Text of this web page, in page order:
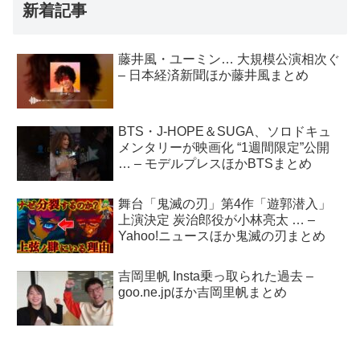
新着記事
藤井風・ユーミン… 大規模公演相次ぐ
– 日本経済新聞ほか藤井風まとめ
BTS・J-HOPE＆SUGA、ソロドキュ
メンタリーが映画化 “1週間限定”公開
… – モデルプレスほかBTSまとめ
舞台「鬼滅の刃」第4作「遊郭潜入」
上演決定 炭治郎役が小林亮太 … –
Yahoo!ニュースほか鬼滅の刃まとめ
吉岡里帆 Insta乗っ取られた過去 –
goo.ne.jpほか吉岡里帆まとめ